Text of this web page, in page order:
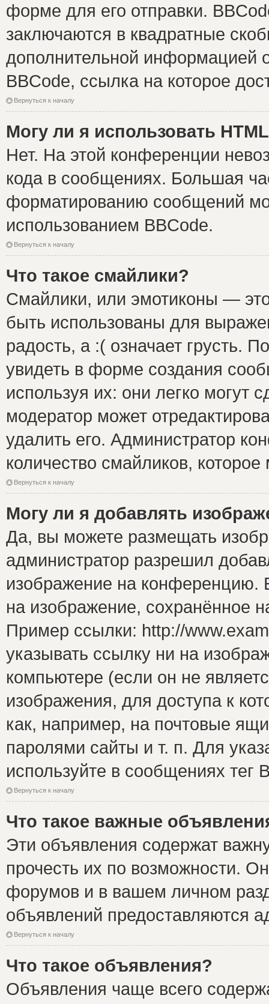
форме для его отправки.
заключаются в квадратные
дополнительной информацией
BBCode, ссылка на которое
Вернуться к началу
Могу ли я использовать
Нет. На этой конференции
кода в сообщениях. Большая
форматированию сообщений
использованием BBCode.
Вернуться к началу
Что такое смайлики?
Смайлики, или эмотиконы —
быть использованы для
радость, а :( означает грусть.
увидеть в форме создания
используя их: они легко могут
модератор может
удалить его. Администратор
количество смайликов,
Вернуться к началу
Могу ли я добавлять
Да, вы можете размещать
администратор разрешил
изображение на конференцию.
на изображение, сохранённое
Пример ссылки: http://
указывать ссылку ни на
компьютере (если он не
изображения, для доступа к
как, например, на почтовые
паролями сайты и т. п. Для
используйте в сообщениях тег
Вернуться к началу
Что такое важные
Эти объявления содержат
прочесть их по возможности.
форумов и в вашем личном
объявлений предоставляются
Вернуться к началу
Что такое объявления?
Объявления чаще всего